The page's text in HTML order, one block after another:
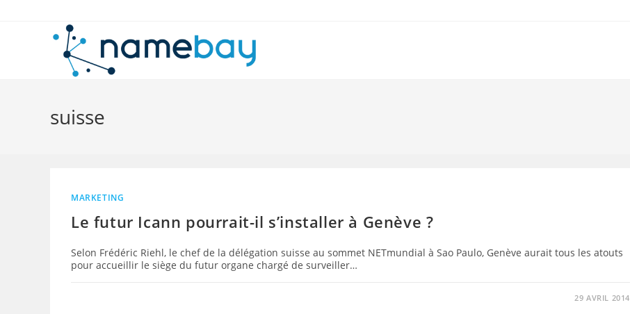
suisse
MARKETING
Le futur Icann pourrait-il s’installer à Genève ?
Selon Frédéric Riehl, le chef de la délégation suisse au sommet NETmundial à Sao Paulo, Genève aurait tous les atouts
pour accueillir le siège du futur organe chargé de surveiller…
29 AVRIL 2014